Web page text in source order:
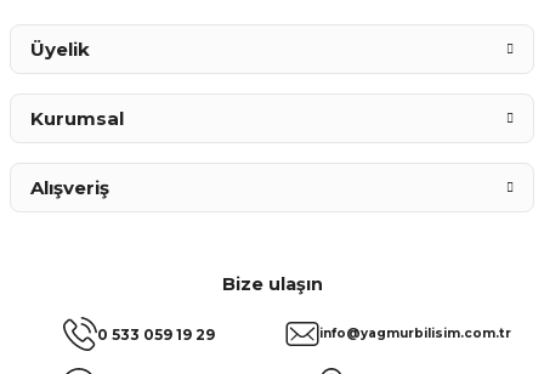
Bize ulaşın
0 533 059 19 29 info@yagmurbilisim.com.tr
Üyelik
Kurumsal
Alışveriş